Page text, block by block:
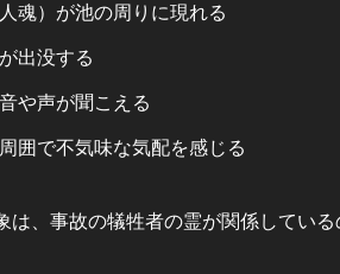
魂）が池の周りに現れる
出没する
や声が聞こえる
囲で不気味な気配を感じる
は、事故の犠牲者の霊が関係している